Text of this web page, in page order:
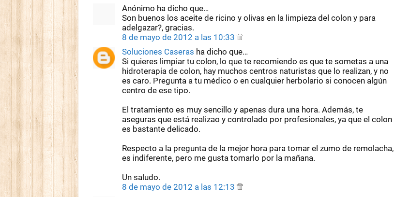
Anónimo ha dicho que…
Son buenos los aceite de ricino y olivas en la limpieza del colon y para
adelgazar?, gracias.
8 de mayo de 2012 a las 10:33
Soluciones Caseras ha dicho que…
Si quieres limpiar tu colon, lo que te recomiendo es que te sometas a una
hidroterapia de colon, hay muchos centros naturistas que lo realizan, y no
es caro. Pregunta a tu médico o en cualquier herbolario si conocen algún
centro de ese tipo.
El tratamiento es muy sencillo y apenas dura una hora. Además, te
aseguras que está realizao y controlado por profesionales, ya que el colon
es bastante delicado.
Respecto a la pregunta de la mejor hora para tomar el zumo de remolacha,
es indiferente, pero me gusta tomarlo por la mañana.
Un saludo.
8 de mayo de 2012 a las 12:13